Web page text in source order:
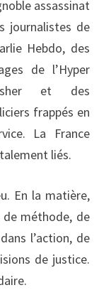
assassinat
journalistes de
Hebdo, des
de l’Hyper
et des
frappés en
La France
liés.
En la matière,
de méthode, de
l’action, de
de justice.